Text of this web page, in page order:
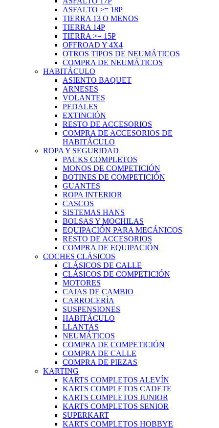
ASFALTO >= 18P
TIERRA 13 O MENOS
TIERRA 14P
TIERRA >= 15P
OFFROAD Y 4X4
OTROS TIPOS DE NEUMÁTICOS
COMPRA DE NEUMÁTICOS
HABITÁCULO
ASIENTO BAQUET
ARNESES
VOLANTES
PEDALES
EXTINCIÓN
RESTO DE ACCESORIOS
COMPRA DE ACCESORIOS DE
HABITÁCULO
ROPA Y SEGURIDAD
PACKS COMPLETOS
MONOS DE COMPETICIÓN
BOTINES DE COMPETICIÓN
GUANTES
ROPA INTERIOR
CASCOS
SISTEMAS HANS
BOLSAS Y MOCHILAS
EQUIPACIÓN PARA MECÁNICOS
RESTO DE ACCESORIOS
COMPRA DE EQUIPACIÓN
COCHES CLÁSICOS
CLÁSICOS DE CALLE
CLÁSICOS DE COMPETICIÓN
MOTORES
CAJAS DE CAMBIO
CARROCERÍA
SUSPENSIONES
HABITÁCULO
LLANTAS
NEUMÁTICOS
COMPRA DE COMPETICIÓN
COMPRA DE CALLE
COMPRA DE PIEZAS
KARTING
KARTS COMPLETOS ALEVÍN
KARTS COMPLETOS CADETE
KARTS COMPLETOS JUNIOR
KARTS COMPLETOS SENIOR
SUPERKART
KARTS COMPLETOS HOBBYE